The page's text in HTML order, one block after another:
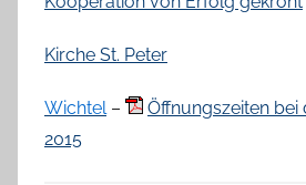
Kirche St. Peter
Wichtel –
Öffnungszeiten bei
2015